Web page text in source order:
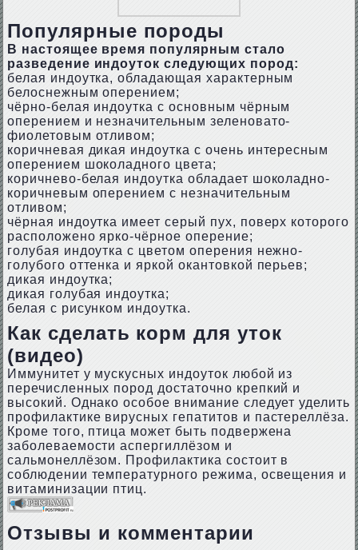
Популярные породы
В настоящее время популярным стало
разведение индоуток следующих пород:
белая индоутка, обладающая характерным
белоснежным оперением;
чёрно-белая индоутка с основным чёрным
оперением и незначительным зеленовато-
фиолетовым отливом;
коричневая дикая индоутка с очень интересным
оперением шоколадного цвета;
коричнево-белая индоутка обладает шоколадно-
коричневым оперением с незначительным
отливом;
чёрная индоутка имеет серый пух, поверх которого
расположено ярко-чёрное оперение;
голубая индоутка с цветом оперения нежно-
голубого оттенка и яркой окантовкой перьев;
дикая индоутка;
дикая голубая индоутка;
белая с рисунком индоутка.
Как сделать корм для уток
(видео)
Иммунитет у мускусных индоуток любой из
перечисленных пород достаточно крепкий и
высокий. Однако особое внимание следует уделить
профилактике вирусных гепатитов и пастереллёза.
Кроме того, птица может быть подвержена
заболеваемости аспергиллёзом и
сальмонеллёзом. Профилактика состоит в
соблюдении температурного режима, освещения и
витаминизации птиц.
Отзывы и комментарии